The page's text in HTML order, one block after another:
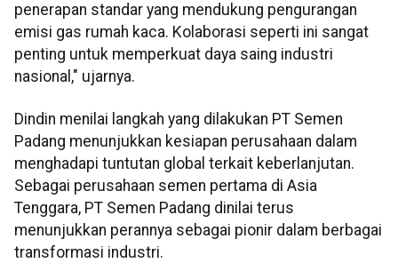
penerapan standar yang mendukung pengurangan
emisi gas rumah kaca. Kolaborasi seperti ini sangat
penting untuk memperkuat daya saing industri
nasional," ujarnya.
Dindin menilai langkah yang dilakukan PT Semen
Padang menunjukkan kesiapan perusahaan dalam
menghadapi tuntutan global terkait keberlanjutan.
Sebagai perusahaan semen pertama di Asia
Tenggara, PT Semen Padang dinilai terus
menunjukkan perannya sebagai pionir dalam berbagai
transformasi industri.